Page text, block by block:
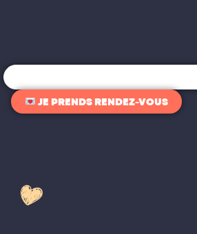
Rechercher
JE PRENDS RENDEZ-VOUS